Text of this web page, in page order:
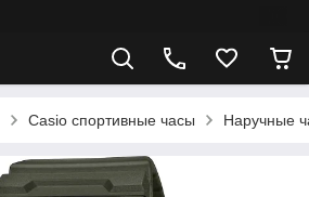
Casio спортивные часы Наручные